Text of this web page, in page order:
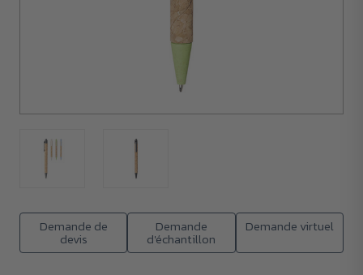
Demande de
devis
Demande
d'échantillon
Demande virtuel